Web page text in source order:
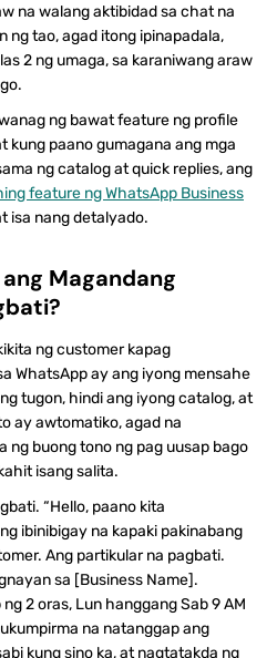
na walang aktibidad sa chat na
ng tao, agad itong ipinapadala,
2 ng umaga, sa karaniwang araw
ng bawat feature ng profile
kung paano gumagana ang mga
ng catalog at quick replies, ang
feature ng WhatsApp Business
isa nang detalyado.
Magandang
ng customer kapag
WhatsApp ay ang iyong mensahe
tugon, hindi ang iyong catalog, at
ay awtomatiko, agad na
ng buong tono ng pag uusap bago
isang salita.
“Hello, paano kita
ibinibigay na kapaki pakinabang
Ang partikular na pagbati.
sa [Business Name].
2 oras, Lun hanggang Sab 9 AM
na natanggap ang
kung sino ka, at nagtatakda ng